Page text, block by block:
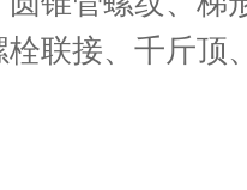
联接、千斤顶